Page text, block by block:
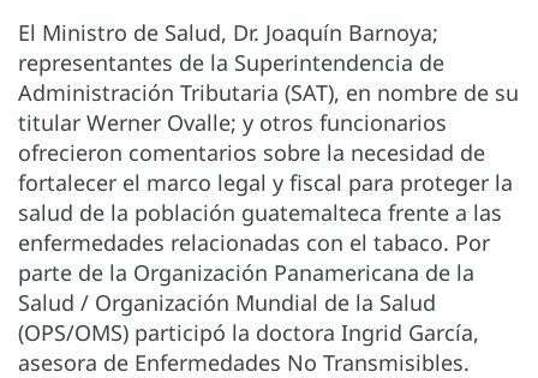
El Ministro de Salud, Dr. Joaquín Barnoya;
representantes de la Superintendencia de
Administración Tributaria (SAT), en nombre de su
titular Werner Ovalle; y otros funcionarios
ofrecieron comentarios sobre la necesidad de
fortalecer el marco legal y fiscal para proteger la
salud de la población guatemalteca frente a las
enfermedades relacionadas con el tabaco. Por
parte de la Organización Panamericana de la
Salud / Organización Mundial de la Salud
(OPS/OMS) participó la doctora Ingrid García,
asesora de Enfermedades No Transmisibles.